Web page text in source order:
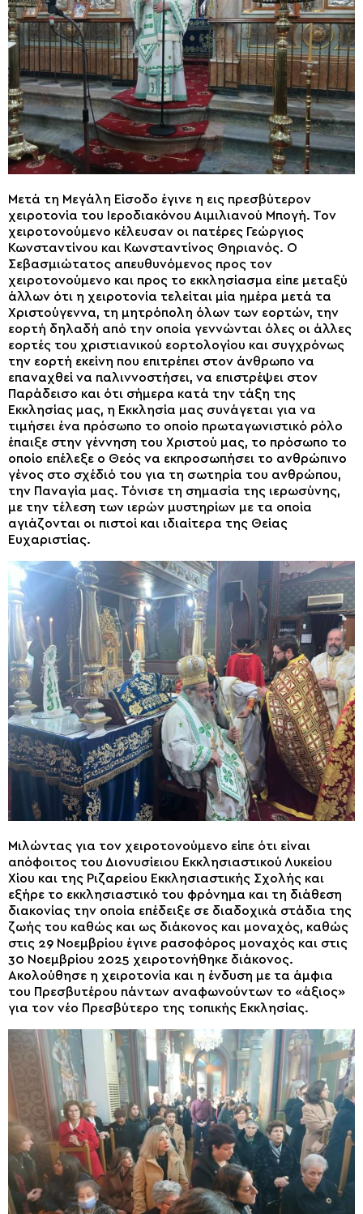
Μετά τη Μεγάλη Είσοδο έγινε η εις πρεσβύτερον
χειροτονία του Ιεροδιακόνου Αιμιλιανού Μπογή. Τον
χειροτονούμενο κέλευσαν οι πατέρες Γεώργιος
Κωνσταντίνου και Κωνσταντίνος Θηριανός. Ο
Σεβασμιώτατος απευθυνόμενος προς τον
χειροτονούμενο και προς το εκκλησίασμα είπε μεταξύ
άλλων ότι η χειροτονία τελείται μία ημέρα μετά τα
Χριστούγεννα, τη μητρόπολη όλων των εορτών, την
εορτή δηλαδή από την οποία γεννώνται όλες οι άλλες
εορτές του χριστιανικού εορτολογίου και συγχρόνως
την εορτή εκείνη που επιτρέπει στον άνθρωπο να
επαναχθεί να παλιννοστήσει, να επιστρέψει στον
Παράδεισο και ότι σήμερα κατά την τάξη της
Εκκλησίας μας, η Εκκλησία μας συνάγεται για να
τιμήσει ένα πρόσωπο το οποίο πρωταγωνιστικό ρόλο
έπαιξε στην γέννηση του Χριστού μας, το πρόσωπο το
οποίο επέλεξε ο Θεός να εκπροσωπήσει το ανθρώπινο
γένος στο σχέδιό του για τη σωτηρία του ανθρώπου,
την Παναγία μας. Τόνισε τη σημασία της ιερωσύνης,
με την τέλεση των ιερών μυστηρίων με τα οποία
αγιάζονται οι πιστοί και ιδιαίτερα της Θείας
Ευχαριστίας.
Μιλώντας για τον χειροτονούμενο είπε ότι είναι
απόφοιτος του Διονυσίειου Εκκλησιαστικού Λυκείου
Χίου και της Ριζαρείου Εκκλησιαστικής Σχολής και
εξήρε το εκκλησιαστικό του φρόνημα και τη διάθεση
διακονίας την οποία επέδειξε σε διαδοχικά στάδια της
ζωής του καθώς και ως διάκονος και μοναχός, καθώς
στις 29 Νοεμβρίου έγινε ρασοφόρος μοναχός και στις
30 Νοεμβρίου 2025 χειροτονήθηκε διάκονος.
Ακολούθησε η χειροτονία και η ένδυση με τα άμφια
του Πρεσβυτέρου πάντων αναφωνούντων το «άξιος»
για τον νέο Πρεσβύτερο της τοπικής Εκκλησίας.